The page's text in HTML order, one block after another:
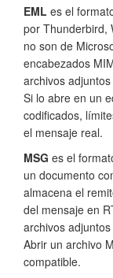
EML es el
por Thunderbird,
no son de
encabezados
archivos
Si lo abre en un
codificados,
el mensaje real.
MSG es el
un documento
almacena el
del mensaje en
archivos
Abrir un archivo
compatible.